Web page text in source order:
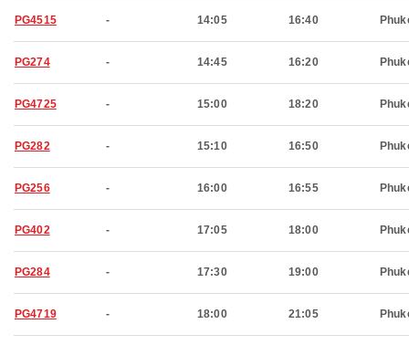
PG4515 - 14:05 16:40
PG274 - 14:45 16:20
PG4725 - 15:00 18:20
PG282 - 15:10 16:50
PG256 - 16:00 16:55
PG402 - 17:05 18:00
PG284 - 17:30 19:00
PG4719 - 18:00 21:05